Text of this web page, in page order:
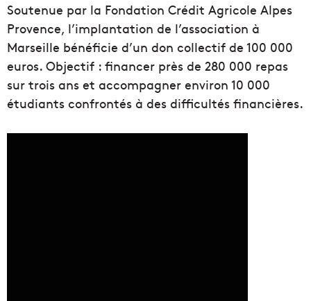
Soutenue par la Fondation Crédit Agricole Alpes
Provence, l’implantation de l’association à
Marseille bénéficie d’un don collectif de 100 000
euros. Objectif : financer près de 280 000 repas
sur trois ans et accompagner environ 10 000
étudiants confrontés à des difficultés financières.